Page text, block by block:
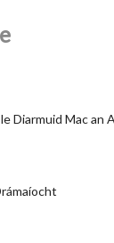
Diarmuid Mac an